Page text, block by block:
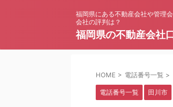
福岡県にある不動産会社や管理
会社の評判は？
福岡県の不動産会社
HOME > 電話番号一覧 >
電話番号一覧 田川市